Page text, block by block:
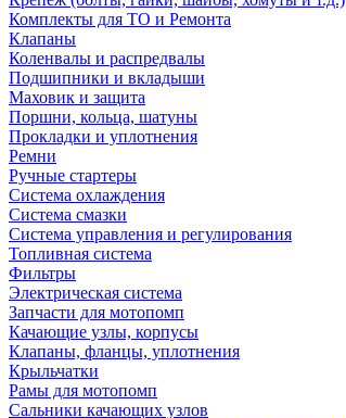
Комплекты для ТО и Ремонта
Клапаны
Коленвалы и распредвалы
Подшипники и вкладыши
Маховик и защита
Поршни, кольца, шатуны
Прокладки и уплотнения
Ремни
Ручные стартеры
Система охлаждения
Система смазки
Система управления и регулирования
Топливная система
Фильтры
Электрическая система
Запчасти для мотопомп
Качающие узлы, корпусы
Клапаны, фланцы, уплотнения
Крыльчатки
Рамы для мотопомп
Сальники качающих узлов